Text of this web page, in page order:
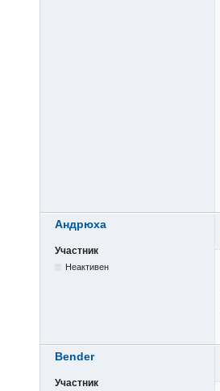
Андрюха
Участник
Неактивен
Bender
Участник